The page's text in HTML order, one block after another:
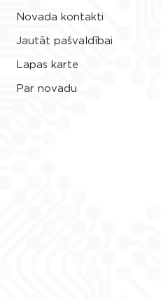
Novada kontakti
Jautāt pašvaldībai
Lapas karte
Par novadu